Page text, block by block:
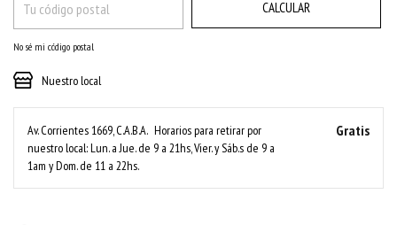
CALCULAR
No sé mi código postal
Nuestro local
Av. Corrientes 1669, C.A.B.A. Horarios para retirar por
nuestro local: Lun. a Jue. de 9 a 21hs, Vier. y Sáb.s de 9 a
1am y Dom. de 11 a 22hs.
Gratis